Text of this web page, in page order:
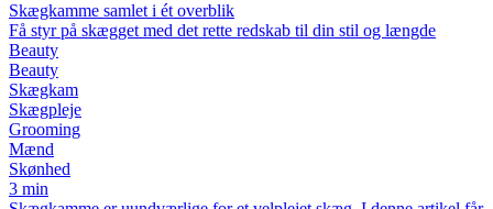
Skægkamme samlet i ét overblik
Få styr på skægget med det rette redskab til din stil og længde
Beauty
Beauty
Skægkam
Skægpleje
Grooming
Mænd
Skønhed
3 min